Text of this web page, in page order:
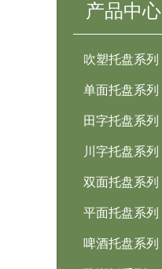
产品中心
吹塑托盘系列
单面托盘系列
田字托盘系列
川字托盘系列
双面托盘系列
平面托盘系列
啤酒托盘系列